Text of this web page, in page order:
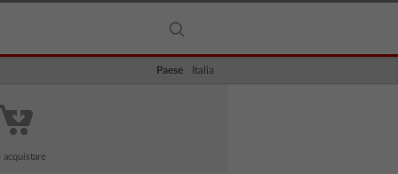
Paese Italia
acquistare